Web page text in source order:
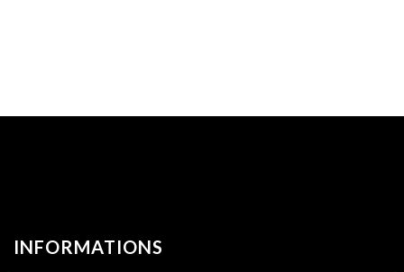
INFORMATIONS